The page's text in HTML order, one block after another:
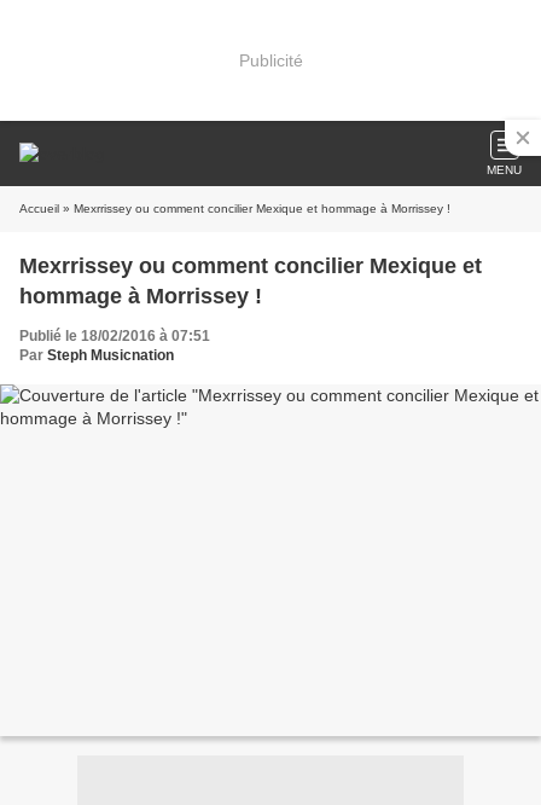
Publicité
MENU
Accueil » Mexrrissey ou comment concilier Mexique et hommage à Morrissey !
Mexrrissey ou comment concilier Mexique et
hommage à Morrissey !
Publié le 18/02/2016 à 07:51
Par Steph Musicnation